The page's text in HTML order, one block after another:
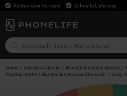
Kostenloser Versand Schnelle Lieferung
Home Sonstiges Zubehör Handyhalterung & Ständer
PopGrip-Halter / Ständer Abnehmbare Oberseite - Loving